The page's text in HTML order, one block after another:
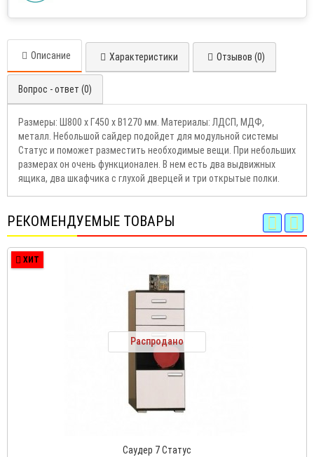
Описание Характеристики Отзывов (0)
Вопрос - ответ (0)
Размеры: Ш800 х Г450 х В1270 мм. Материалы: ЛДСП, МДФ,
металл. Небольшой сайдер подойдет для модульной системы
Статус и поможет разместить необходимые вещи. При небольших
размерах он очень функционален. В нем есть два выдвижных
ящика, два шкафчика с глухой дверцей и три открытые полки.
РЕКОМЕНДУЕМЫЕ ТОВАРЫ
ХИТ
Распродано
Саудер 7 Статус